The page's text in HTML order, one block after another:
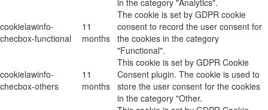
in the category "Analytics".
cookielawinfo-
checbox-functional
11
months
The cookie is set by GDPR cookie
consent to record the user consent for
the cookies in the category
"Functional".
cookielawinfo-
checbox-others
11
months
This cookie is set by GDPR Cookie
Consent plugin. The cookie is used to
store the user consent for the cookies
in the category "Other.